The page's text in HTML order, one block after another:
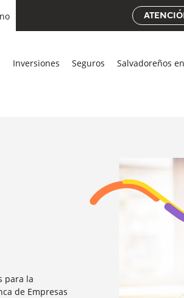
Inversiones Seguros Salvadoreños
para la
de Empresas